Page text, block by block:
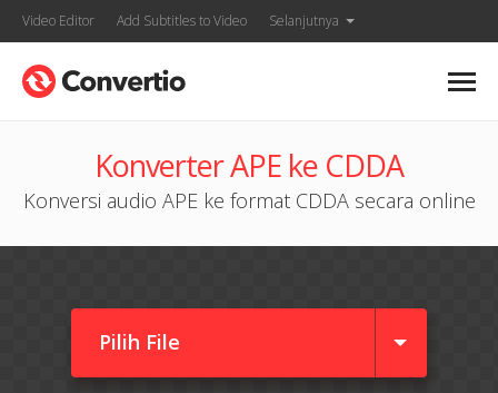
Video Editor Add Subtitles to Video Selanjutnya
Konverter APE ke CDDA
Konversi audio APE ke format CDDA secara online
Pilih File